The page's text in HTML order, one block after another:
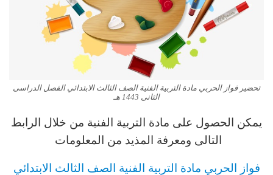
تحضير فواز الحربي مادة التربية الفنية الصف الثالث الابتدائي الفصل الدراسى
الثانى 1443 هـ
يمكن الحصول على مادة التربية الفنية من خلال الرابط
التالى ومعرفة المذيد من المعلومات
فواز الحربي مادة التربية الفنية الصف الثالث الابتدائي